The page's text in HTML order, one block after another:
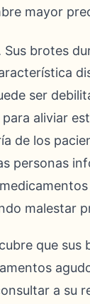
Sus brotes
ser
aliviar
de los
personas
malestar
que
a su